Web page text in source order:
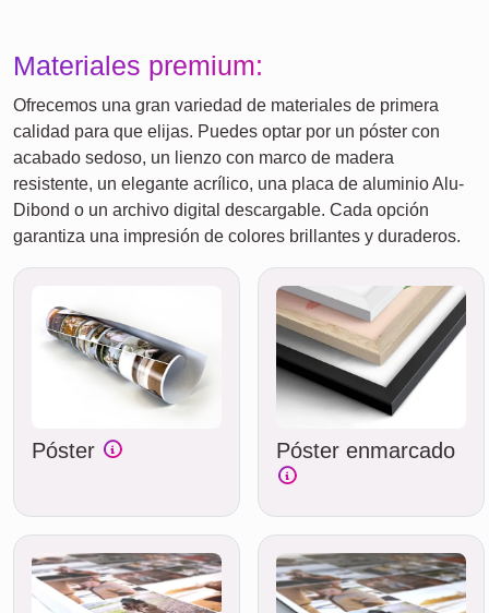
Materiales premium:
Ofrecemos una gran variedad de materiales de primera
calidad para que elijas. Puedes optar por un póster con
acabado sedoso, un lienzo con marco de madera
resistente, un elegante acrílico, una placa de aluminio Alu-
Dibond o un archivo digital descargable. Cada opción
garantiza una impresión de colores brillantes y duraderos.
Póster Póster enmarcado